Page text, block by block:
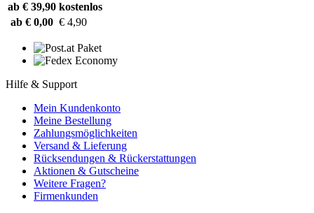
ab € 39,90 kostenlos
ab € 0,00 € 4,90
Hilfe & Support
Mein Kundenkonto
Meine Bestellung
Zahlungsmöglichkeiten
Versand & Lieferung
Rücksendungen & Rückerstattungen
Aktionen & Gutscheine
Weitere Fragen?
Firmenkunden